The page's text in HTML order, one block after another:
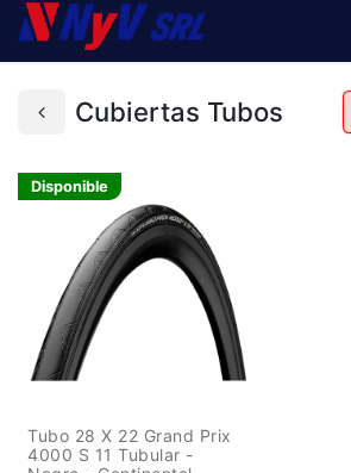
Cubiertas Tubos
Disponible
Tubo 28 X 22 Grand Prix
4000 S 11 Tubular -